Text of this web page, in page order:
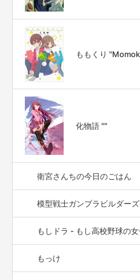
ももくり
化物語 ""
衛宮さんちの今日のごはん
模型戦士ガンプラビルダー
もしドラ - もし高校野球の
もっけ